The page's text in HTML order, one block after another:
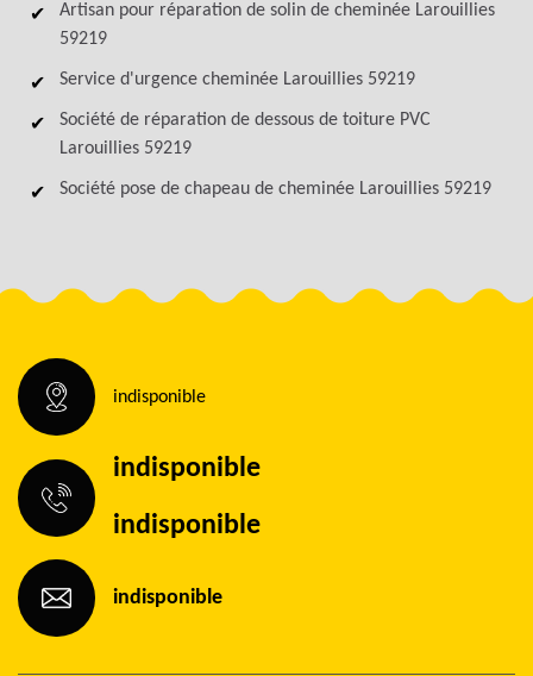
Artisan pour réparation de solin de cheminée Larouillies
59219
Service d'urgence cheminée Larouillies 59219
Société de réparation de dessous de toiture PVC
Larouillies 59219
Société pose de chapeau de cheminée Larouillies 59219
indisponible
indisponible
indisponible
indisponible